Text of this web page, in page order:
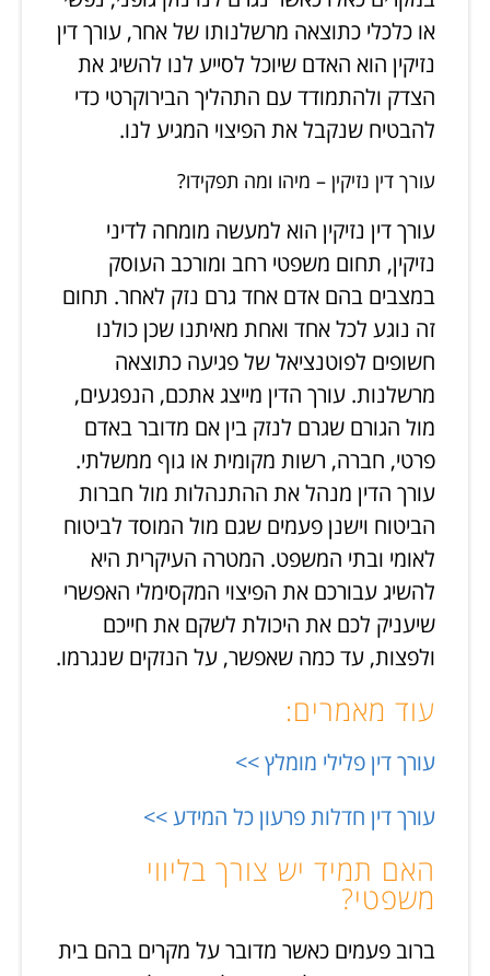
או כלכלי כתוצאה מרשלנותו של אחר, עורך דין
נזיקין הוא האדם שיוכל לסייע לנו להשיג את
הצדק ולהתמודד עם התהליך הבירוקרטי כדי
להבטיח שנקבל את הפיצוי המגיע לנו.
עורך דין נזיקין – מיהו ומה תפקידו?
עורך דין נזיקין הוא למעשה מומחה לדיני
נזיקין, תחום משפטי רחב ומורכב העוסק
במצבים בהם אדם אחד גרם נזק לאחר. תחום
זה נוגע לכל אחד ואחת מאיתנו שכן כולנו
חשופים לפוטנציאל של פגיעה כתוצאה
מרשלנות. עורך הדין מייצג אתכם, הנפגעים,
מול הגורם שגרם לנזק בין אם מדובר באדם
פרטי, חברה, רשות מקומית או גוף ממשלתי.
עורך הדין מנהל את ההתנהלות מול חברות
הביטוח וישנן פעמים שגם מול המוסד לביטוח
לאומי ובתי המשפט. המטרה העיקרית היא
להשיג עבורכם את הפיצוי המקסימלי האפשרי
שיעניק לכם את היכולת לשקם את חייכם
ולפצות, עד כמה שאפשר, על הנזקים שנגרמו.
עוד מאמרים:
עורך דין פלילי מומלץ >>
עורך דין חדלות פרעון כל המידע >>
האם תמיד יש צורך בליווי
משפטי?
ברוב פעמים כאשר מדובר על מקרים בהם בית